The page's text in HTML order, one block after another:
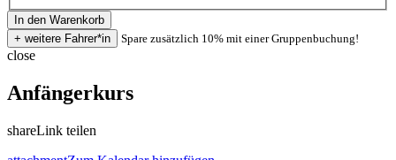
Spare zusätzlich 10% mit einer Gruppenbuchung!
close
Anfängerkurs
shareLink teilen